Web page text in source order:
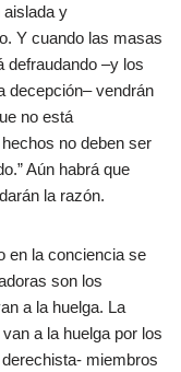
aislada y
Y cuando las masas
defraudando –y los
decepción– vendrán
no está
no deben ser
Aún habrá que
la razón.
en la conciencia se
son los
a la huelga. La
a la huelga por los
miembros